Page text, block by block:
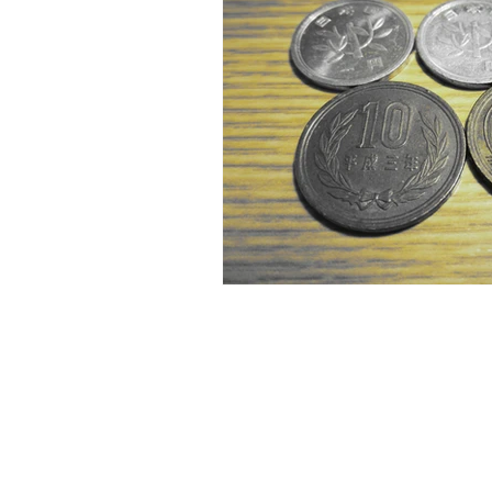
Tokyo Yokohama 古市古
sandwich apricot